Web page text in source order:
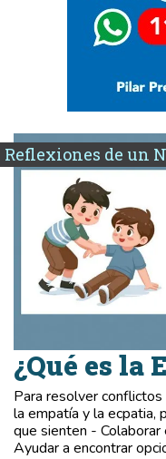
Reflexiones de un
¿Qué es la
Para resolver
la empatía y la ecpatia,
que sienten -
Ayudar a encontrar